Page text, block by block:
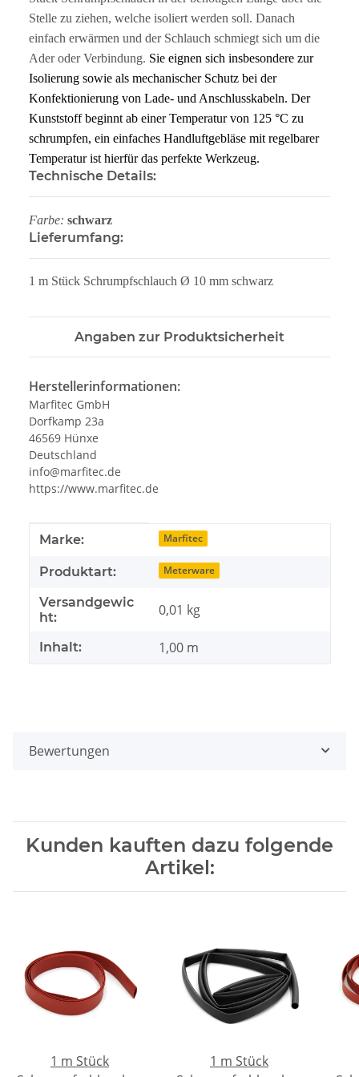
Stelle zu ziehen, welche isoliert werden soll. Danach
einfach erwärmen und der Schlauch schmiegt sich um die
Ader oder Verbindung. Sie eignen sich insbesondere zur
Isolierung sowie als mechanischer Schutz bei der
Konfektionierung von Lade- und Anschlusskabeln. Der
Kunststoff beginnt ab einer Temperatur von 125 °C zu
schrumpfen, ein einfaches Handluftgebläse mit regelbarer
Temperatur ist hierfür das perfekte Werkzeug.
Technische Details:
Farbe: schwarz
Lieferumfang:
1 m Stück Schrumpfschlauch Ø 10 mm schwarz
Angaben zur Produktsicherheit
Herstellerinformationen:
Marfitec GmbH
Dorfkamp 23a
46569 Hünxe
Deutschland
info@marfitec.de
https://www.marfitec.de
Produkteigenschaft
Wert
Marke: Marfitec
Produktart: Meterware
Versandgewic
ht:
0,01 kg
Inhalt: 1,00 m
Bewertungen
Kunden kauften dazu folgende
Artikel:
1 m Stück
1 m Stück